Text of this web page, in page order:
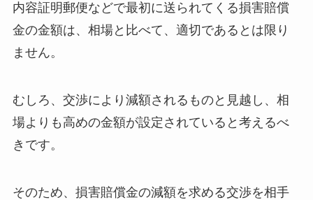
内容証明郵便などで最初に送られてくる損害賠償
金の金額は、相場と比べて、適切であるとは限り
ません。
むしろ、交渉により減額されるものと見越し、相
場よりも高めの金額が設定されていると考えるべ
きです。
そのため、損害賠償金の減額を求める交渉を相手